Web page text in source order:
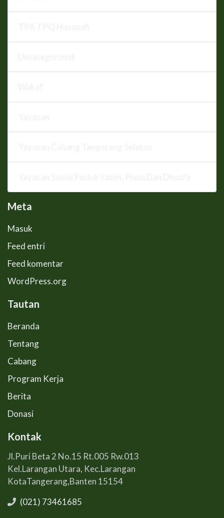
Meta
Masuk
Feed entri
Feed komentar
WordPress.org
Tautan
Beranda
Tentang
Cabang
Program Kerja
Berita
Donasi
Kontak
Jl.Puri Beta 2 No.15 Rt.005 Rw.013
Kel.Larangan Utara, Kec.Larangan
KotaTangerang,Banten 15154
(021) 73461685